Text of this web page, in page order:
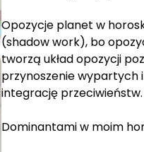
Opozycje planet w
(shadow work), bo
tworzą układ opozycji
przynoszenie wypartych
integrację
Dominantami w moim